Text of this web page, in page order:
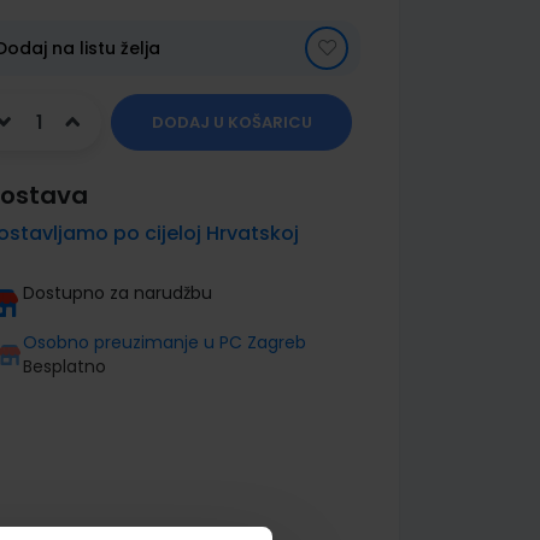
na listu želja
DODAJ U KOŠARICU
po cijeloj Hrvatskoj
Dostupno za narudžbu
Osobno preuzimanje u PC Zagreb
Besplatno